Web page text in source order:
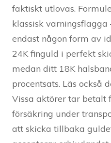
faktiskt utlovas.
klassisk varningsflagga
endast någon form av
24K finguld i perfekt
medan ditt 18K
procentsats. Läs också
Vissa aktörer tar betalt
försäkring under
att skicka tillbaka